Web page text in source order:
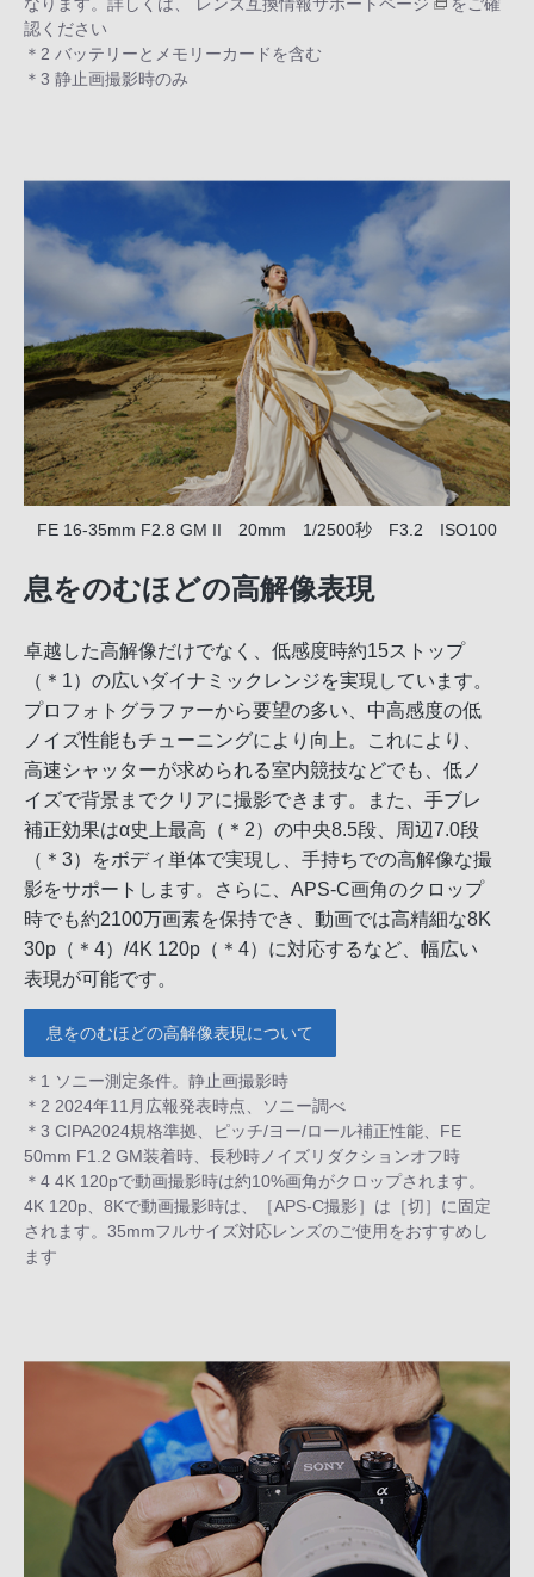
なります。詳しくは、 レンズ互換情報サポートページ
をご確
認ください
＊2 バッテリーとメモリーカードを含む
＊3 静止画撮影時のみ
FE 16-35mm F2.8 GM II 20mm 1/2500秒 F3.2 ISO100
息をのむほどの高解像表現
卓越した高解像だけでなく、低感度時約15ストップ
（＊1）の広いダイナミックレンジを実現しています。
プロフォトグラファーから要望の多い、中高感度の低
ノイズ性能もチューニングにより向上。これにより、
高速シャッターが求められる室内競技などでも、低ノ
イズで背景までクリアに撮影できます。また、手ブレ
補正効果はα史上最高（＊2）の中央8.5段、周辺7.0段
（＊3）をボディ単体で実現し、手持ちでの高解像な撮
影をサポートします。さらに、APS-C画角のクロップ
時でも約2100万画素を保持でき、動画では高精細な8K
30p（＊4）/4K 120p（＊4）に対応するなど、幅広い
表現が可能です。
息をのむほどの高解像表現について
＊1 ソニー測定条件。静止画撮影時
＊2 2024年11月広報発表時点、ソニー調べ
＊3 CIPA2024規格準拠、ピッチ/ヨー/ロール補正性能、FE
50mm F1.2 GM装着時、長秒時ノイズリダクションオフ時
＊4 4K 120pで動画撮影時は約10%画角がクロップされます。
4K 120p、8Kで動画撮影時は、［APS-C撮影］は［切］に固定
されます。35mmフルサイズ対応レンズのご使用をおすすめし
ます